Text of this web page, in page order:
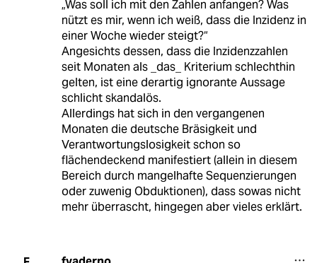
„Was soll ich mit den Zahlen anfangen? Was
nützt es mir, wenn ich weiß, dass die Inzidenz in
einer Woche wieder steigt?“
Angesichts dessen, dass die Inzidenzzahlen
seit Monaten als _das_ Kriterium schlechthin
gelten, ist eine derartig ignorante Aussage
schlicht skandalös.
Allerdings hat sich in den vergangenen
Monaten die deutsche Bräsigkeit und
Verantwortungslosigkeit schon so
flächendeckend manifestiert (allein in diesem
Bereich durch mangelhafte Sequenzierungen
oder zuwenig Obduktionen), dass sowas nicht
mehr überrascht, hingegen aber vieles erklärt.